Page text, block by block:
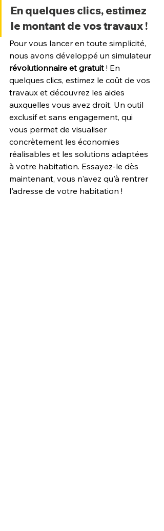
En quelques clics, estimez
le montant de vos travaux !
Pour vous lancer en toute simplicité,
nous avons développé un simulateur
révolutionnaire et gratuit ! En
quelques clics, estimez le coût de vos
travaux et découvrez les aides
auxquelles vous avez droit. Un outil
exclusif et sans engagement, qui
vous permet de visualiser
concrètement les économies
réalisables et les solutions adaptées
à votre habitation. Essayez-le dès
maintenant, vous n'avez qu'à rentrer
l'adresse de votre habitation !